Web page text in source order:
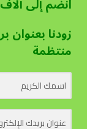
زودنا
منتظمة